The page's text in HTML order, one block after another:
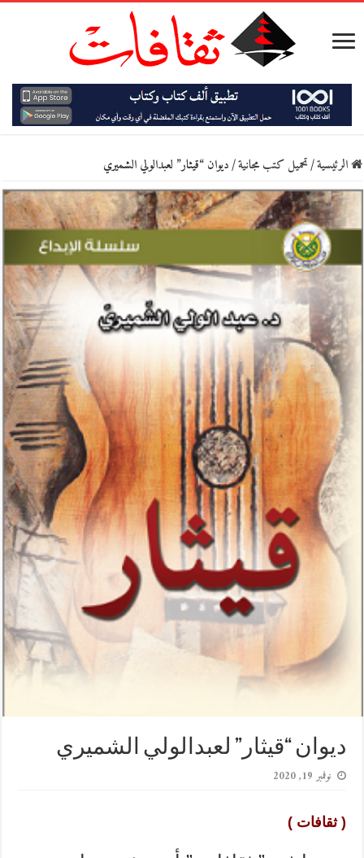
الرئيسية/تحميل كتب مجانية/ديوان “قيثار” لعبدالولي الشميري
ديوان “قيثار” لعبدالولي الشميري
نوفمبر 19, 2020
( ثقافات )